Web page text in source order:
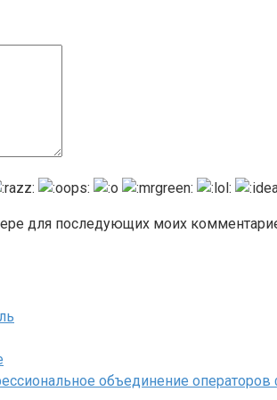
для последующих моих
объединение операторов